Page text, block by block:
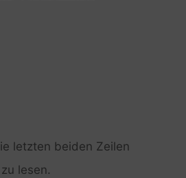
letzten beiden Zeilen
lesen.